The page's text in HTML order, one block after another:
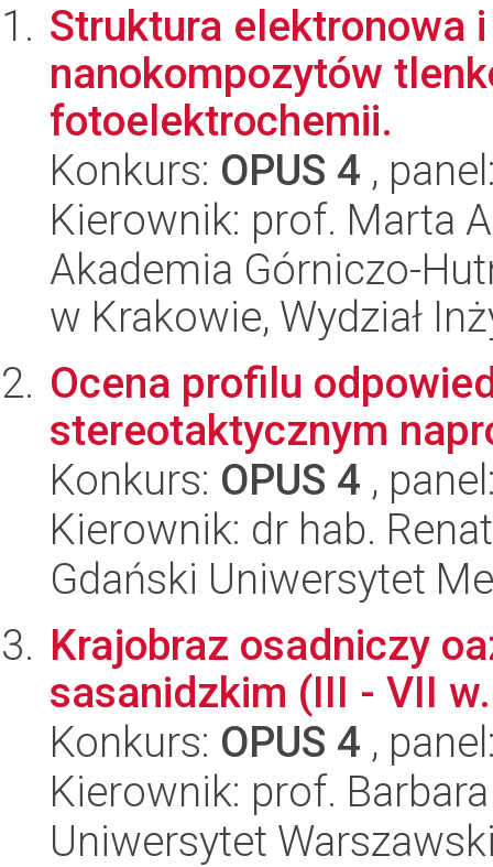
Struktura elektronowa
nanokompozytów
fotoelektrochemii.
Konkurs: OPUS 4 ,
Kierownik: prof. Marta
Akademia Górniczo-
w Krakowie, Wydział
Ocena profilu
stereotaktycznym
Konkurs: OPUS 4 ,
Kierownik: dr hab.
Gdański Uniwersytet
Krajobraz osadniczy
sasanidzkim (III - VII
Konkurs: OPUS 4 ,
Kierownik: prof.
Uniwersytet